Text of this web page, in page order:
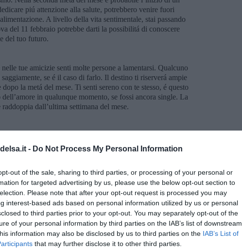
- Do Not Process My Personal Information
out of the sale, sharing to third parties, or processing of your personal or
for targeted advertising by us, please use the below opt-out section to
Please note that after your opt-out request is processed you may
interest-based ads based on personal information utilized by us or personal
to third parties prior to your opt-out. You may separately opt-out of the
of your personal information by third parties on the IAB’s list of downstream
information may also be disclosed by us to third parties on the IAB’s List of
that may further disclose it to other third parties.
piú attenzione alla salute, potrebbero venire fuori
A livello della vita sentimentale, stai passando
del 11 febbraio potrebbe darti la possibilitá di conoscere
del tuo futuro.
tue amicizie senti molte persone a lamentarsi. Qualcuno
se é il caso di farlo. Il destino ti riserverá ampie
la metá del mese. Ti senti sereno con te stesso, é questo
in qualunque momento, se fossi ancora single. La
dall’ultima settimana del mese.
che potresti risentire nell’ambito della famiglia e del
ancora piú gloriosa la tua vincita, ottenuta con
nuove conoscenze, sia che si tratti dei nuovi contatti
Se sei single, l’amore potrebbe arrivare nella tua vita nella
qualche cambiamento nel tuo quotidiano, puó darsi che tu
non sei mai stato, o se hai un’azienda, potresti migliorare
la metá del mese e l’ultima settimana del mese saranno
le tue possiblitá di trovare la persona giusta si